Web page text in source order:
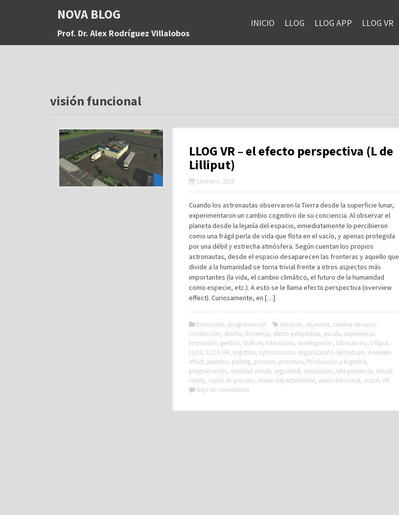
a
NOVA BLOG
Prof. Dr. Alex Rodríguez Villalobos
INICIO LLOG LLOG APP LLOG VR
visión funcional
LLOG VR – el efecto perspectiva (L de
Lilliput)
14 enero, 2019
Cuando los astronautas observaron la Tierra desde la superficie lunar,
experimentaron un cambio cognitivo de su conciencia. Al observar el
planeta desde la lejanía del espacio, inmediatamente lo percibieron
como una frágil perla de vida que flota en el vacío, y apenas protegida
por una débil y estrecha atmósfera. Según cuentan los propios
astronautas, desde el espacio desaparecen las fronteras y aquello que
divide a la humanidad se torna trivial frente a otros aspectos más
importantes (la vida, el cambio climático, el futuro de la humanidad
como especie, etc.). A esto se le llama efecto perspectiva (overview
effect). Curiosamente, en […]
formación, programación almacén, alumnos, cadena de valor,
conducción, diseño, docencia, efecto perspectiva, escala, experiencia,
formación, gestión, Gulliver, interactivo, investigación, laboratorio, Lilliput,
LLOG, LLOG VR, logística, optimización, organización del trabajo, overview
effect, pedidos, picking, proceso, procesos, Producción y logística,
programación, realidad virtual, seguridad, simulación, tele-presencia, virtual
reality, visión de proceso, visión departamental, visión funcional, visual, VR
Deja un comentario